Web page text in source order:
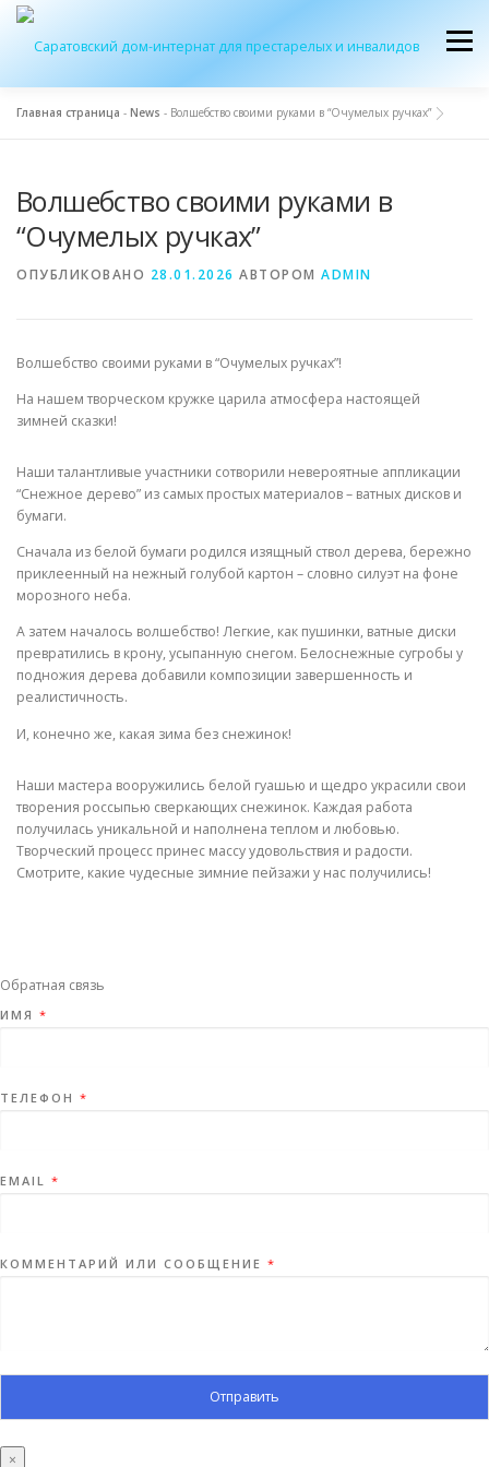
Перейти
содержимому
Меню
ЖУРНАЛ “ДОМ” КОНТАКТЫ
Главная страница - News - Волшебство своими руками в “Очумелых ручках”
Волшебство своими руками в
“Очумелых ручках”
ОПУБЛИКОВАНО 28.01.2026 АВТОРОМ ADMIN
Волшебство своими руками в “Очумелых ручках”!
На нашем творческом кружке царила атмосфера настоящей
зимней сказки!
Наши талантливые участники сотворили невероятные аппликации
“Снежное дерево” из самых простых материалов – ватных дисков и
бумаги.
Сначала из белой бумаги родился изящный ствол дерева, бережно
приклеенный на нежный голубой картон – словно силуэт на фоне
морозного неба.
А затем началось волшебство! Легкие, как пушинки, ватные диски
превратились в крону, усыпанную снегом. Белоснежные сугробы у
подножия дерева добавили композиции завершенность и
реалистичность.
И, конечно же, какая зима без снежинок!
Наши мастера вооружились белой гуашью и щедро украсили свои
творения россыпью сверкающих снежинок. Каждая работа
получилась уникальной и наполнена теплом и любовью.
Творческий процесс принес массу удовольствия и радости.
Смотрите, какие чудесные зимние пейзажи у нас получились!
Обратная связь
ИМЯ *
ТЕЛЕФОН *
EMAIL *
КОММЕНТАРИЙ ИЛИ СООБЩЕНИЕ *
Отправить
×